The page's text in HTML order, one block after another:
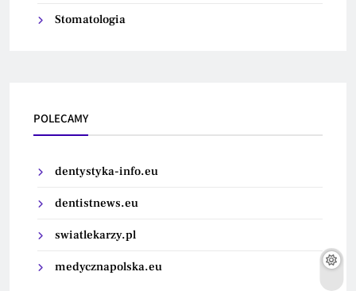
Stomatologia
POLECAMY
dentystyka-info.eu
dentistnews.eu
swiatlekarzy.pl
medycznapolska.eu